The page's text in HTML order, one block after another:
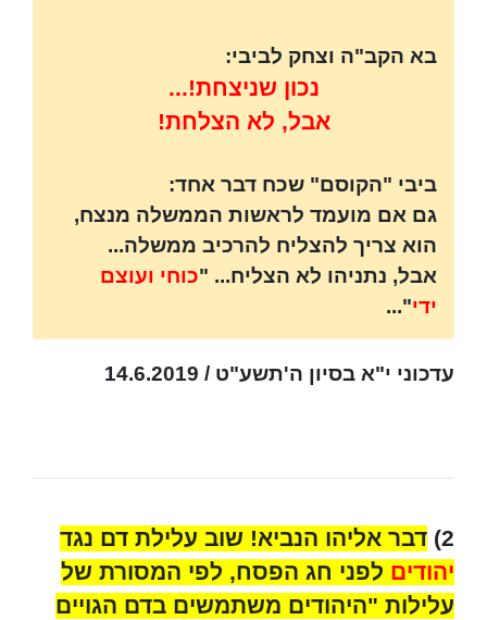
בא הקב"ה וצחק לביבי:
נכון שניצחת!...
אבל, לא הצלחת!
ביבי "הקוסם" שכח דבר אחד:
גם אם מועמד לראשות הממשלה מנצח,
הוא צריך להצליח להרכיב ממשלה...
אבל, נתניהו לא הצליח... "כוחי ועוצם
ידי"...
עדכוני י"א בסיון ה'תשע"ט / 14.6.2019
2) דבר אליהו הנביא! שוב עלילת דם נגד
יהודים לפני חג הפסח, לפי המסורת של
עלילות "היהודים משתמשים בדם הגויים